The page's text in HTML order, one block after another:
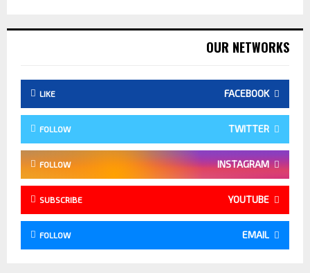
OUR NETWORKS
FACEBOOK
LIKE
TWITTER
FOLLOW
INSTAGRAM
FOLLOW
YOUTUBE
SUBSCRIBE
EMAIL
FOLLOW